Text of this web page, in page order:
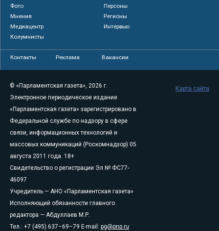
Фото
Персоны
Мнения
Регионы
Медиацентр
Интервью
Колумнисты
Контакты Реклама Вакансии
© «Парламентская газета», 2026 г.
Электронное периодическое издание
«Парламентская газета» зарегистрировано в
Федеральной службе по надзору в сфере
связи, информационных технологий и
массовых коммуникаций (Роскомнадзор) 05
августа 2011 года. 18+
Свидетельство о регистрации Эл № ФС77-
46097
Учредитель — АНО «Парламентская газета»
Исполняющий обязанности главного
редактора — Абдуллаев М.Р.
Тел.: +7 (495) 637–69–79 E-mail: pg@pnp.ru
Карта сайта